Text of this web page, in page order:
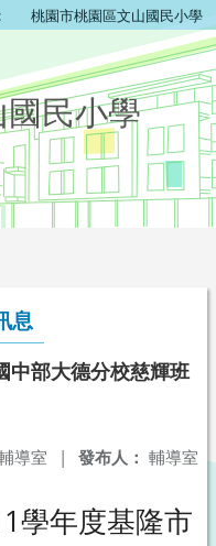
桃園市桃園區文山國民小學
民小學
息
中部大德分校慈輝班
發布人： 輔導室
導室 |
學年度基隆市